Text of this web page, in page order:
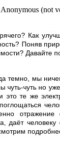
Anonymous (not
Как
Поняв
Давайте
темно, мы
чуть-чуть но
это те же
отражение
даёт человеку